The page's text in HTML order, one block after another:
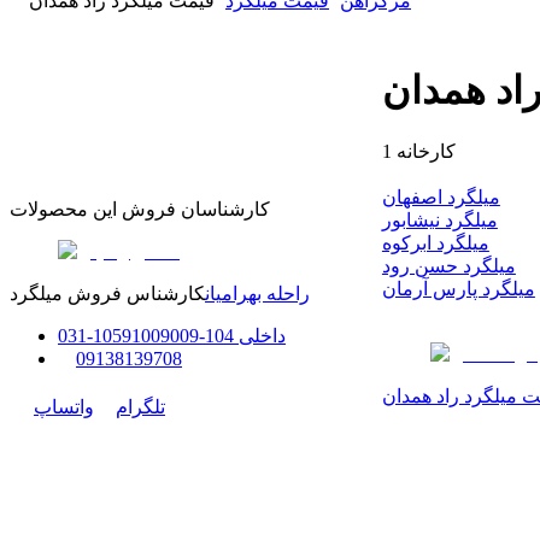
همدان
1 کارخانه
میلگرد اصفهان
میلگرد نیشابور
میلگرد ابرکوه
میلگرد حسن رود
میلگرد پارس آرمان
میلگرد راد همدان
کارشناسان فروش این محصولات
راحله بهرامیانکارشناس فروش میلگرد
داخلی 104-105
91009009
-
031
09138139708
تلگرام واتساپ